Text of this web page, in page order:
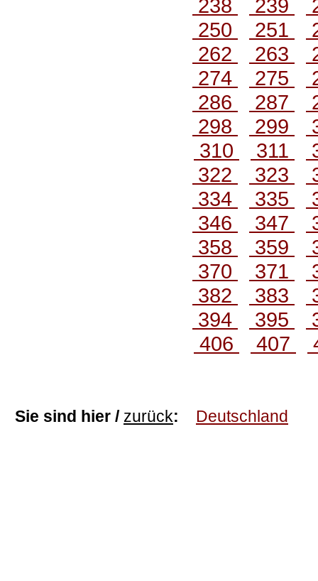
238 239
250
251
262
263
274
275
286
287
298
299
310
311
322
323
334
335
346
347
358
359
370
371
382
383
394
395
406
407
Sie sind hier / zurück: Deutschland